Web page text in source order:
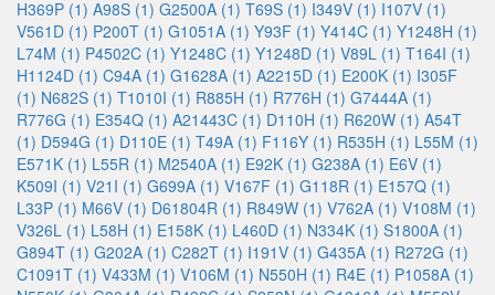
H369P (1) A98S (1) G2500A (1) T69S (1) I349V (1) I107V (1)
V561D (1) P200T (1) G1051A (1) Y93F (1) Y414C (1) Y1248H (1)
L74M (1) P4502C (1) Y1248C (1) Y1248D (1) V89L (1) T164I (1)
H1124D (1) C94A (1) G1628A (1) A2215D (1) E200K (1) I305F
(1) N682S (1) T1010I (1) R885H (1) R776H (1) G7444A (1)
R776G (1) E354Q (1) A21443C (1) D110H (1) R620W (1) A54T
(1) D594G (1) D110E (1) T49A (1) F116Y (1) R535H (1) L55M (1)
E571K (1) L55R (1) M2540A (1) E92K (1) G238A (1) E6V (1)
K509I (1) V21I (1) G699A (1) V167F (1) G118R (1) E157Q (1)
L33P (1) M66V (1) D61804R (1) R849W (1) V762A (1) V108M (1)
V326L (1) L58H (1) E158K (1) L460D (1) N334K (1) S1800A (1)
G894T (1) G202A (1) C282T (1) I191V (1) G435A (1) R272G (1)
C1091T (1) V433M (1) V106M (1) N550H (1) R4E (1) P1058A (1)